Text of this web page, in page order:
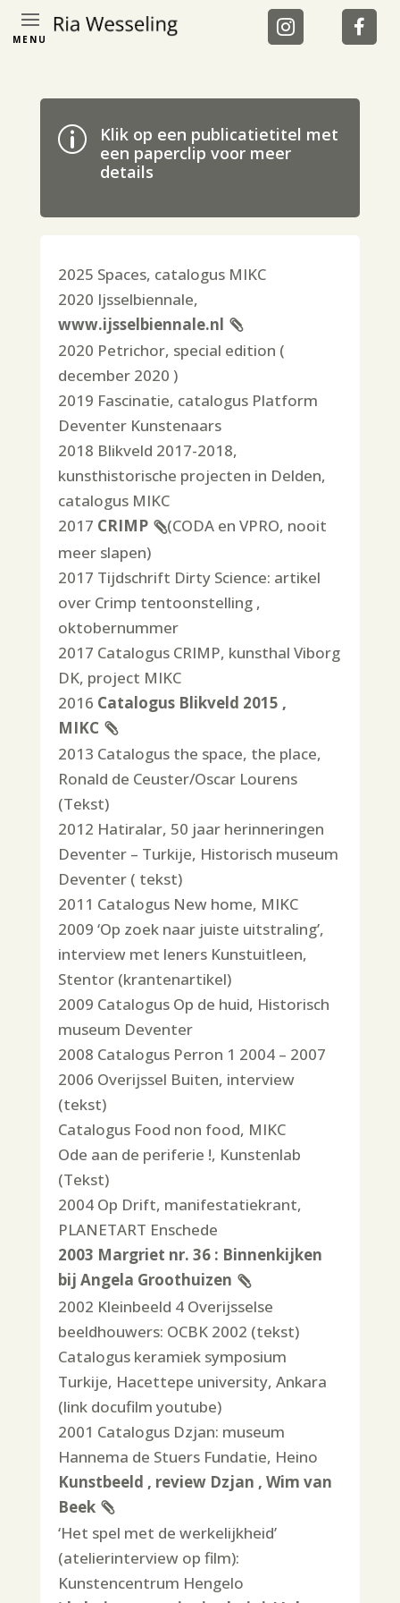
MENU
p
Klik op een publicatietitel met
een paperclip voor meer
details
2025 Spaces, catalogus MIKC
2020 Ijsselbiennale,
www.ijsselbiennale.nl
2020 Petrichor, special edition (
december 2020 )
2019 Fascinatie, catalogus Platform
Deventer Kunstenaars
2018 Blikveld 2017-2018,
kunsthistorische projecten in Delden,
catalogus MIKC
2017 CRIMP
(CODA en VPRO, nooit
meer slapen)
2017 Tijdschrift Dirty Science: artikel
over Crimp tentoonstelling ,
oktobernummer
2017 Catalogus CRIMP, kunsthal Viborg
DK, project MIKC
2016 Catalogus Blikveld 2015 ,
MIKC
2013 Catalogus the space, the place,
Ronald de Ceuster/Oscar Lourens
(Tekst)
2012 Hatiralar, 50 jaar herinneringen
Deventer – Turkije, Historisch museum
Deventer ( tekst)
2011 Catalogus New home, MIKC
2009 ‘Op zoek naar juiste uitstraling’,
interview met leners Kunstuitleen,
Stentor (krantenartikel)
2009 Catalogus Op de huid, Historisch
museum Deventer
2008 Catalogus Perron 1 2004 – 2007
2006 Overijssel Buiten, interview
(tekst)
Catalogus Food non food, MIKC
Ode aan de periferie !, Kunstenlab
(Tekst)
2004 Op Drift, manifestatiekrant,
PLANETART Enschede
2003 Margriet nr. 36 : Binnenkijken
bij Angela Groothuizen
2002 Kleinbeeld 4 Overijsselse
beeldhouwers: OCBK 2002 (tekst)
Catalogus keramiek symposium
Turkije, Hacettepe university, Ankara
(link docufilm youtube)
2001 Catalogus Dzjan: museum
Hannema de Stuers Fundatie, Heino
Kunstbeeld , review Dzjan , Wim van
Beek
‘Het spel met de werkelijkheid’
(atelierinterview op film):
Kunstencentrum Hengelo